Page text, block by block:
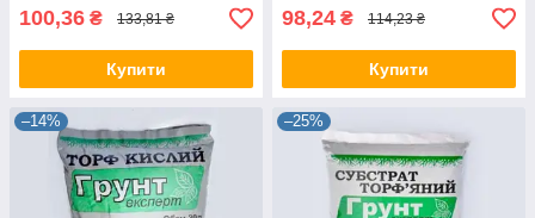
100,36 ₴ 133,81 ₴
Купити
98,24 ₴ 114,23 ₴
Купити
–14% –25%